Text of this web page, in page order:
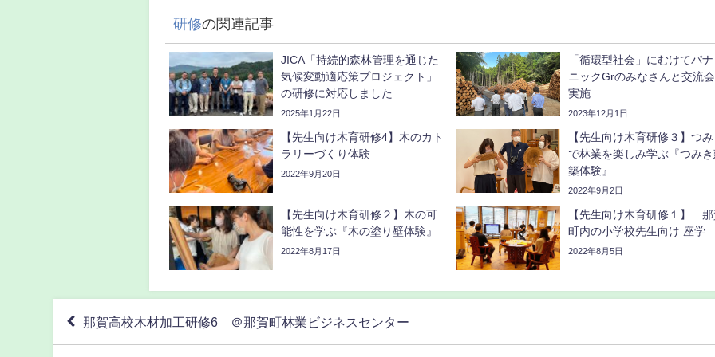
研修の関連記事
JICA「持続的森林管理を通じた
気候変動適応策プロジェクト」
の研修に対応しました
2025年1月22日
「循環型社会」にむけてパナ
ニックGrのみなさんと交流
実施
2023年12月1日
【先生向け木育研修4】木のカト
ラリーづくり体験
2022年9月20日
【先生向け木育研修３】つみ
で林業を楽しみ学ぶ『つみき
築体験』
2022年9月2日
【先生向け木育研修２】木の可
能性を学ぶ『木の塗り壁体験』
2022年8月17日
【先生向け木育研修１】 那
町内の小学校先生向け 座学
2022年8月5日
那賀高校木材加工研修6 ＠那賀町林業ビジネスセンター